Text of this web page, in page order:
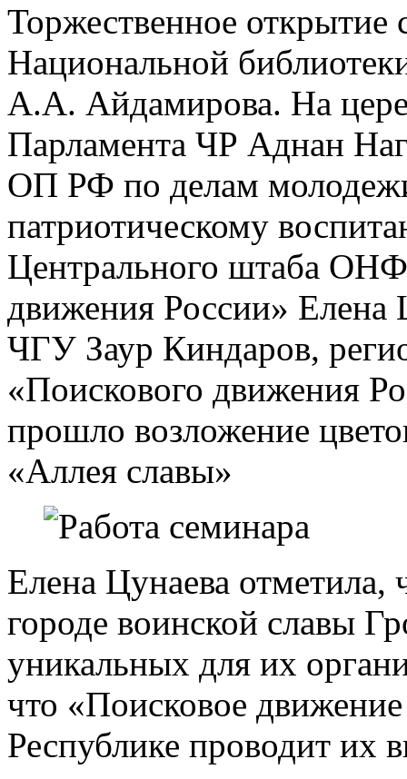
Торжественное
Национальной
А.А. Айдамирова. На
Парламента ЧР Аднан
ОП РФ по делам
патриотическому
Центрального штаба
движения России» Елена
ЧГУ Заур Киндаров,
«Поискового движения
прошло возложение
«Аллея славы»
Елена Цунаева отметила,
городе воинской славы
уникальных для их
что «Поисковое
Республике проводит их